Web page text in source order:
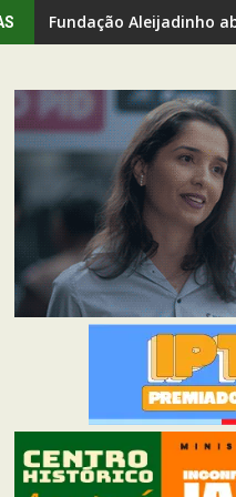
Fundação Aleijadinho